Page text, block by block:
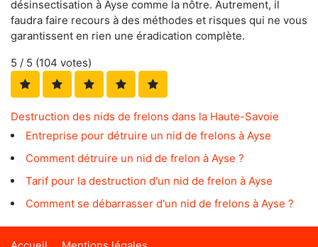
désinsectisation à Ayse comme la nôtre. Autrement, il
faudra faire recours à des méthodes et risques qui ne vous
garantissent en rien une éradication complète.
5 / 5 (104 votes)
Destruction des nids de frelons dans la Haute-Savoie
Entreprise pour détruire un nid de frelons à Ayse
Comment détruire un nid de frelon à Ayse ?
Tarif pour la destruction d'un nid de frelon à Ayse
Comment se débarrasser d'un nid de frelons à Ayse ?